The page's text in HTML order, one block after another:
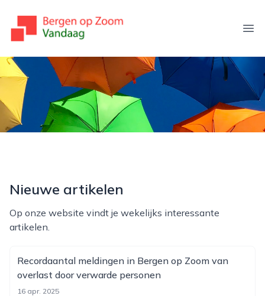
bergenopzoomvandaag.nl
Nieuwe artikelen
Op onze website vindt je wekelijks interessante
artikelen.
Recordaantal meldingen in Bergen op Zoom van
overlast door verwarde personen
16 apr. 2025